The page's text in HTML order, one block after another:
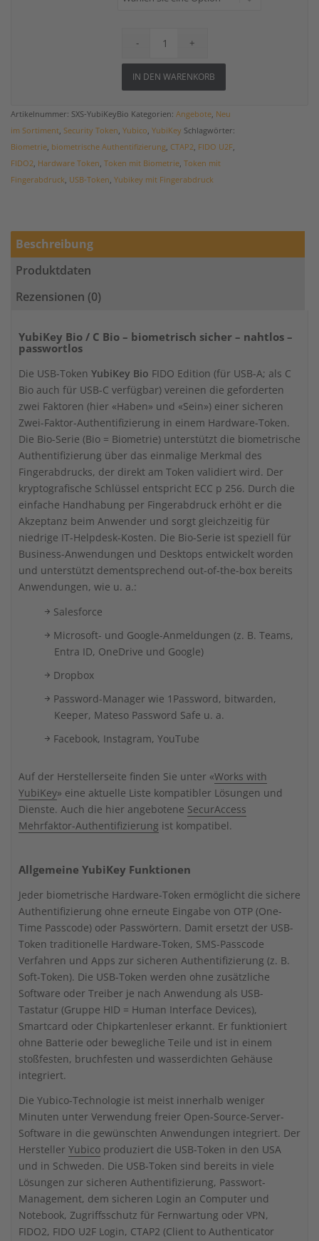
IN DEN WARENKORB
Artikelnummer: SXS-YubiKeyBio Kategorien: Angebote Neu
im Sortiment Security Token Yubico YubiKey Schlagwörter:
Biometrie biometrische Authentifizierung CTAP2 FIDO U2F
FIDO2 Hardware Token Token mit Biometrie Token mit
Fingerabdruck USB-Token Yubikey mit Fingerabdruck
Beschreibung
Produktdaten
Rezensionen (0)
YubiKey Bio / C Bio – biometrisch sicher – nahtlos –
passwortlos
Die USB-Token YubiKey Bio FIDO Edition (für USB-A; als C
Bio auch für USB-C verfügbar) vereinen die geforderten
zwei Faktoren (hier «Haben» und «Sein») einer sicheren
Zwei-Faktor-Authentifizierung in einem Hardware-Token.
Die Bio-Serie (Bio = Biometrie) unterstützt die biometrische
Authentifizierung über das einmalige Merkmal des
Fingerabdrucks, der direkt am Token validiert wird. Der
kryptografische Schlüssel entspricht ECC p 256. Durch die
einfache Handhabung per Fingerabdruck erhöht er die
Akzeptanz beim Anwender und sorgt gleichzeitig für
niedrige IT-Helpdesk-Kosten. Die Bio-Serie ist speziell für
Business-Anwendungen und Desktops entwickelt worden
und unterstützt dementsprechend out-of-the-box bereits
Anwendungen, wie u. a.:
Salesforce
Microsoft- und Google-Anmeldungen (z. B. Teams,
Entra ID, OneDrive und Google)
Dropbox
Password-Manager wie 1Password, bitwarden,
Keeper, Mateso Password Safe u. a.
Facebook, Instagram, YouTube
Auf der Herstellerseite finden Sie unter «Works with
YubiKey» eine aktuelle Liste kompatibler Lösungen und
Dienste. Auch die hier angebotene SecurAccess
Mehrfaktor-Authentifizierung ist kompatibel.
Allgemeine YubiKey Funktionen
Jeder biometrische Hardware-Token ermöglicht die sichere
Authentifizierung ohne erneute Eingabe von OTP (One-
Time Passcode) oder Passwörtern. Damit ersetzt der USB-
Token traditionelle Hardware-Token, SMS-Passcode
Verfahren und Apps zur sicheren Authentifizierung (z. B.
Soft-Token). Die USB-Token werden ohne zusätzliche
Software oder Treiber je nach Anwendung als USB-
Tastatur (Gruppe HID = Human Interface Devices),
Smartcard oder Chipkartenleser erkannt. Er funktioniert
ohne Batterie oder bewegliche Teile und ist in einem
stoßfesten, bruchfesten und wasserdichten Gehäuse
integriert.
Die Yubico-Technologie ist meist innerhalb weniger
Minuten unter Verwendung freier Open-Source-Server-
Software in die gewünschten Anwendungen integriert. Der
Hersteller Yubico produziert die USB-Token in den USA
und in Schweden. Die USB-Token sind bereits in viele
Lösungen zur sicheren Authentifizierung, Passwort-
Management, dem sicheren Login an Computer und
Notebook, Zugriffsschutz für Fernwartung oder VPN,
FIDO2, FIDO U2F Login, CTAP2 (Client to Authenticator